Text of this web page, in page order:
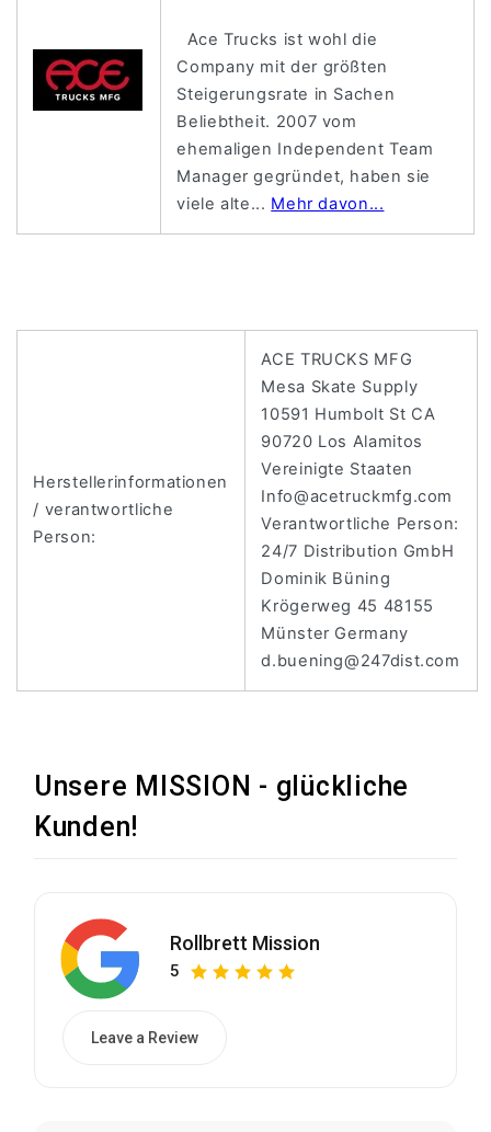
Ace Trucks ist wohl die
Company mit der größten
Steigerungsrate in Sachen
Beliebtheit. 2007 vom
ehemaligen Independent Team
Manager gegründet, haben sie
viele alte... Mehr davon...
Herstellerinformationen
/ verantwortliche
Person:
ACE TRUCKS MFG
Mesa Skate Supply
10591 Humbolt St CA
90720 Los Alamitos
Vereinigte Staaten
Info@acetruckmfg.com
Verantwortliche Person:
24/7 Distribution GmbH
Dominik Büning
Krögerweg 45 48155
Münster Germany
d.buening@247dist.com
Unsere MISSION - glückliche
Kunden!
Rollbrett Mission
5
Leave a Review